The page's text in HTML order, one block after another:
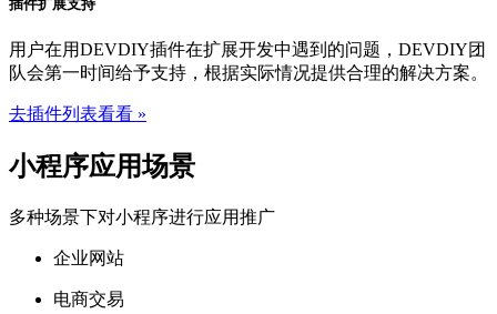
插件扩展支持
用户在用DEVDIY插件在扩展开发中遇到的问题，DEVDIY团
队会第一时间给予支持，根据实际情况提供合理的解决方案。
去插件列表看看 »
小程序应用场景
多种场景下对小程序进行应用推广
企业网站
电商交易